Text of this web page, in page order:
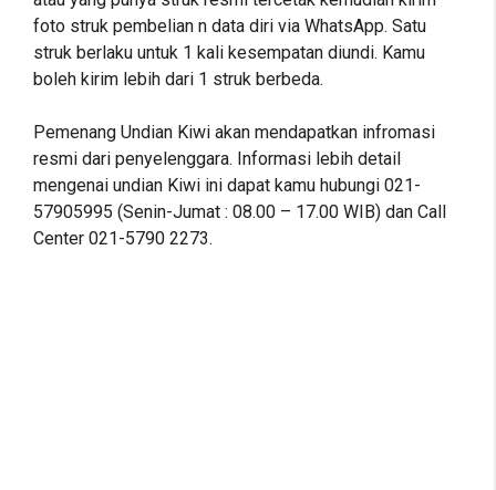
foto struk pembelian n data diri via WhatsApp. Satu
struk berlaku untuk 1 kali kesempatan diundi. Kamu
boleh kirim lebih dari 1 struk berbeda.
Pemenang Undian Kiwi akan mendapatkan infromasi
resmi dari penyelenggara. Informasi lebih detail
mengenai undian Kiwi ini dapat kamu hubungi 021-
57905995 (Senin-Jumat : 08.00 – 17.00 WIB) dan Call
Center 021-5790 2273.